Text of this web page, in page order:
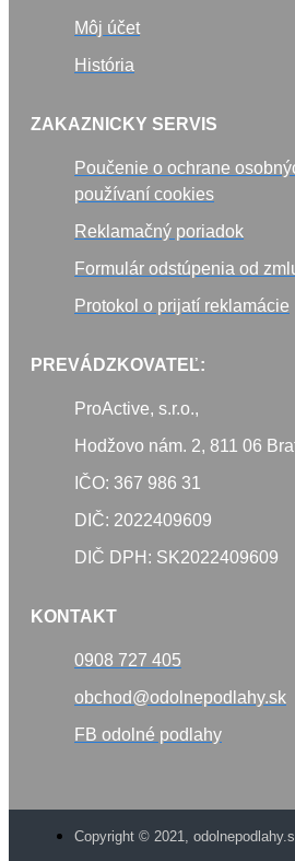
Môj účet
História
ZAKAZNICKY SERVIS
Poučenie o ochrane
používaní cookies
Reklamačný poriadok
Formulár odstúpenia od
Protokol o prijatí reklamácie
PREVÁDZKOVATEĽ:
ProActive, s.r.o.,
Hodžovo nám. 2, 811 06
IČO: 367 986 31
DIČ: 2022409609
DIČ DPH: SK2022409609
KONTAKT
0908 727 405
obchod@odolnepodlahy.sk
FB odolné podlahy
Copyright © 2021,